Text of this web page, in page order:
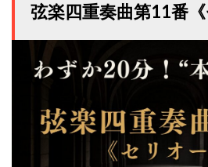
弦楽四重奏曲第11番《